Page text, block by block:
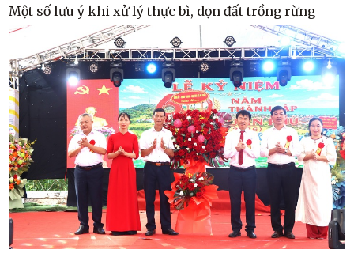
Một số lưu ý khi xử lý thực bì, dọn đất trồng rừng